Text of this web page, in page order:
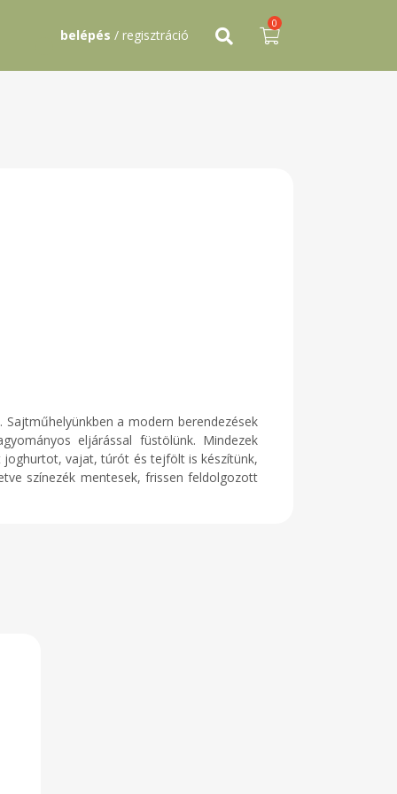
belépés / regisztráció
0
a modern berendezések
eljárással füstölünk. Mindezek
joghurtot, vajat, túrót és tejfölt is készítünk,
színezék mentesek, frissen feldolgozott